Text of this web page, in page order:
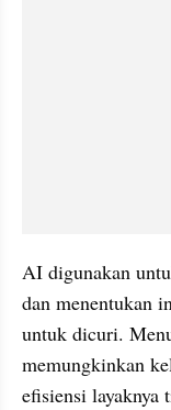
AI digunakan
dan menentukan
untuk dicuri.
memungkinkan
efisiensi layaknya